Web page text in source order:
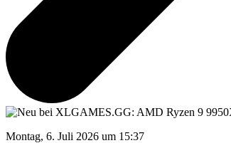
Montag, 6. Juli 2026 um 15:37